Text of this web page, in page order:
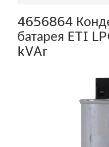
4656864
батарея ETI
kVAr